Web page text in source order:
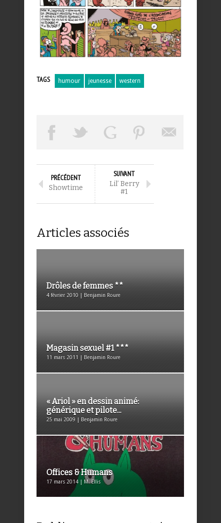
TAGS humour jeunesse western
PRÉCÉDENT
Showtime
SUIVANT
Lil’ Berry
#1
Articles associés
Drôles de femmes **
4 février 2010 | Benjamin Roure
Magasin sexuel #1 ***
11 mars 2011 | Benjamin Roure
« Ariol » en dessin animé:
générique et pilote...
25 mai 2009 | Benjamin Roure
Offices & Humans
17 mars 2014 | M. Ellis